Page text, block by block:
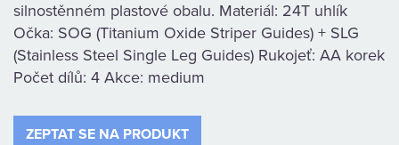
silnostěnném plastové obalu. Materiál: 24T uhlík
Očka: SOG (Titanium Oxide Striper Guides) + SLG
(Stainless Steel Single Leg Guides) Rukojeť: AA korek
Počet dílů: 4 Akce: medium
ZEPTAT SE NA PRODUKT